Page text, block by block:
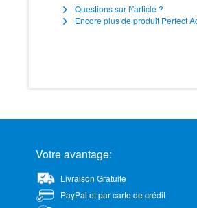
Questions sur l\'article ?
Encore plus de produit Perfect
Votre avantage:
Livraison Gratuite
PayPal et par carte de crédit